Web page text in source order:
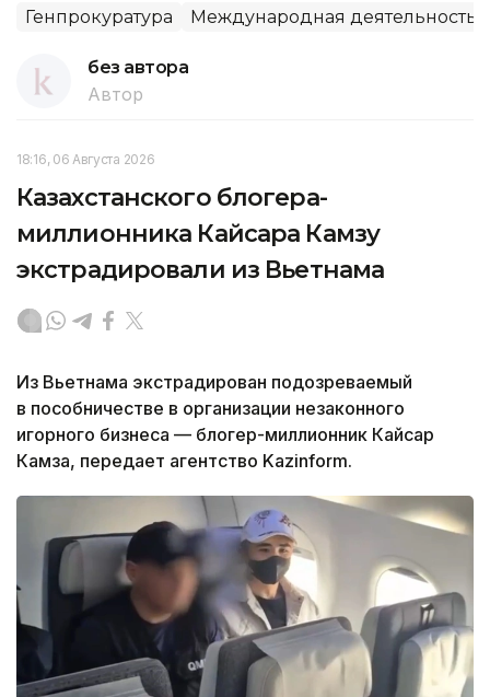
Генпрокуратура Международная деятельность
без автора
Автор
18:16, 06 Августа 2026
Казахстанского блогера-
миллионника Кайсара Камзу
экстрадировали из Вьетнама
Из Вьетнама экстрадирован подозреваемый
в пособничестве в организации незаконного
игорного бизнеса — блогер-миллионник Кайсар
Камза, передает агентство Kazinform.